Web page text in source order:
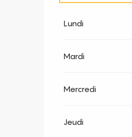
Lundi
Mardi
Mercredi
Jeudi